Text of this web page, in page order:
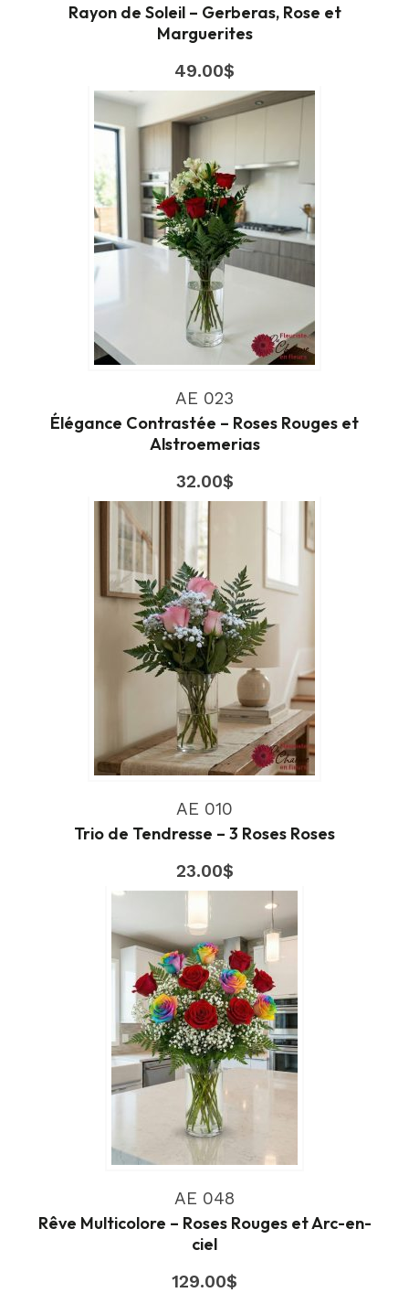
Rayon de Soleil – Gerberas, Rose et
Marguerites
49.00$
AE 023
Élégance Contrastée – Roses Rouges et
Alstroemerias
32.00$
AE 010
Trio de Tendresse – 3 Roses Roses
23.00$
AE 048
Rêve Multicolore – Roses Rouges et Arc-en-
ciel
129.00$